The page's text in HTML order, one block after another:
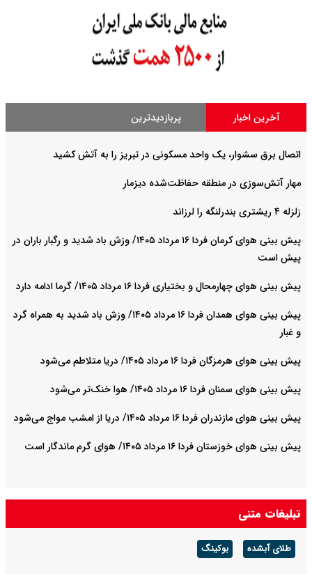
آخرین اخبار پربازدیدترین
اتصال برق سشوار، یک واحد مسکونی در تبریز را به آتش کشید
مهار آتش‌سوزی در منطقه حفاظت‌شده دیزمار
زلزله ۴ ریشتری بندرلنگه را لرزاند
پیش بینی هوای کرمان فردا ۱۶ مرداد ۱۴۰۵/ وزش باد شدید و رگبار باران در
پیش است
پیش بینی هوای چهارمحال و بختیاری فردا ۱۶ مرداد ۱۴۰۵/ گرما ادامه دارد
پیش بینی هوای همدان فردا ۱۶ مرداد ۱۴۰۵/ وزش باد شدید به همراه گرد
و غبار
پیش بینی هوای هرمزگان فردا ۱۶ مرداد ۱۴۰۵/ دریا متلاطم می‌شود
پیش بینی هوای سمنان فردا ۱۶ مرداد ۱۴۰۵/ هوا خنک‌تر می‌شود
پیش بینی هوای مازندران فردا ۱۶ مرداد ۱۴۰۵/ دریا از امشب مواج می‌شود
پیش بینی هوای خوزستان فردا ۱۶ مرداد ۱۴۰۵/ هوای گرم ماندگار است
تبلیغات متنی
طلای آبشده بوکینگ